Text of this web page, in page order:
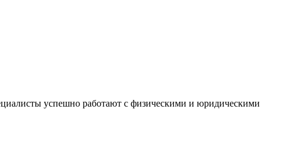
успешно работают с физическими и юридическими